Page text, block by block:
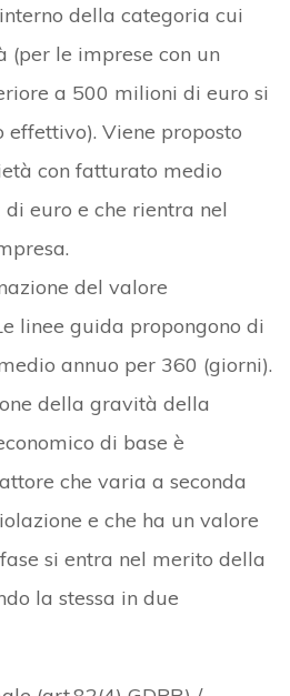
della categoria cui
(per le imprese con un
a 500 milioni di euro si
Viene proposto
con fatturato medio
euro e che rientra nel
del valore
linee guida propongono di
annuo per 360 (giorni).
della gravità della
di base è
che varia a seconda
e che ha un valore
si entra nel merito della
la stessa in due